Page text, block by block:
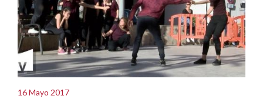
16 Mayo 2017